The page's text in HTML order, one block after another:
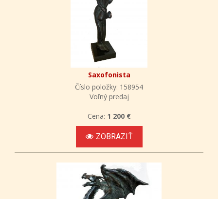
Saxofonista
Číslo položky: 158954
Voľný predaj
Cena: 1 200 €
ZOBRAZIŤ